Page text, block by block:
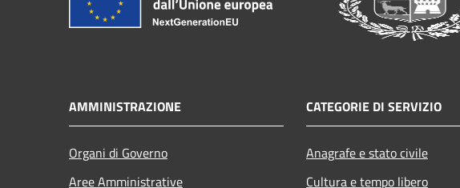
AMMINISTRAZIONE
Organi di Governo
Aree Amministrative
CATEGORIE DI SERVIZIO
Anagrafe e stato civile
Cultura e tempo libero